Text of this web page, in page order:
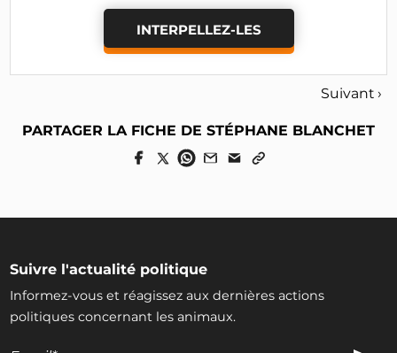
INTERPELLEZ-LES
Suivant ›
PARTAGER LA FICHE DE STÉPHANE BLANCHET
Suivre l'actualité politique
Informez-vous et réagissez aux dernières actions
politiques concernant les animaux.